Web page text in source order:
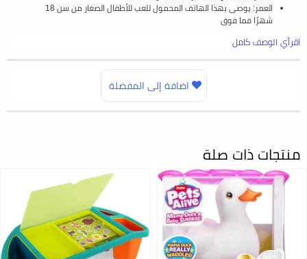
العمر: يوصى بهذا الهاتف المحمول للعب للأطفال الصغار من سن 18
شهرًا فما فوق
اقرأي الوصف كامل
اضافة إلى المفضلة
منتجات ذات صلة